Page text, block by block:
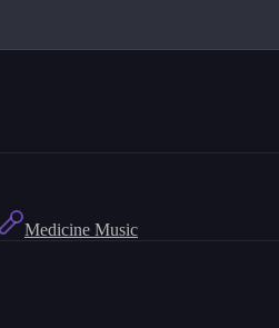
Medicine Music